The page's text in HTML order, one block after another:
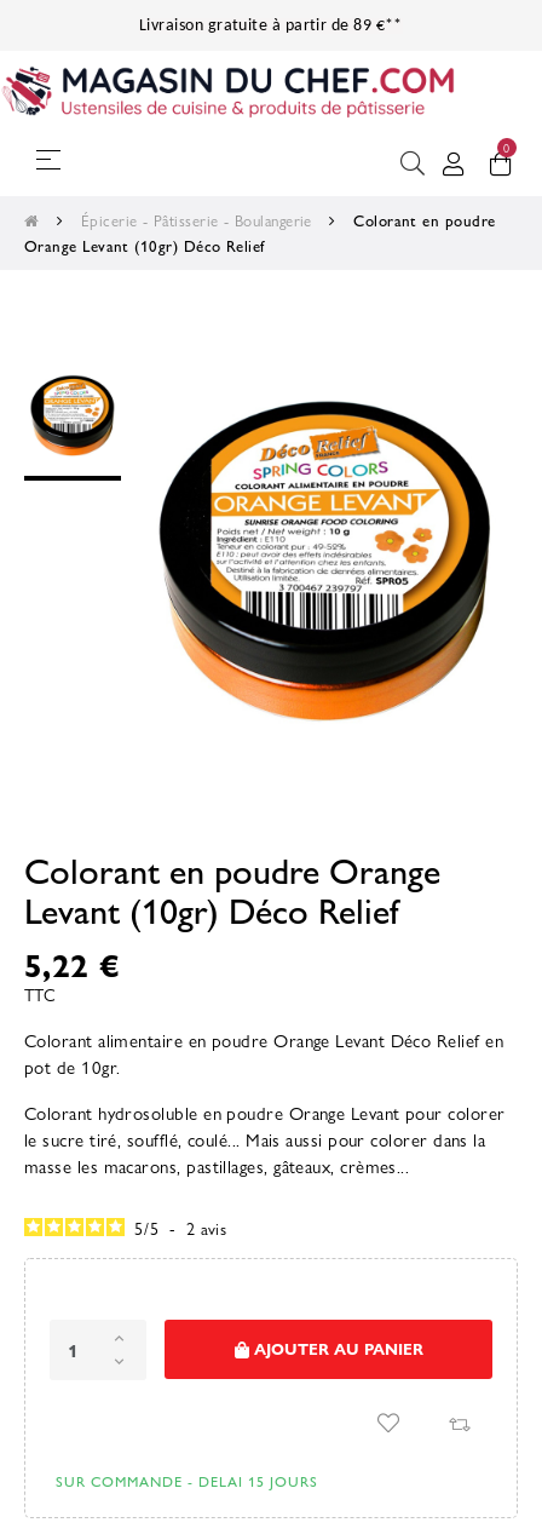
Livraison gratuite à partir de 89 €**
Basculer la navigation
☰ 0
Épicerie - Pâtisserie - Boulangerie
Colorant en poudre
Orange Levant (10gr) Déco Relief
Colorant en poudre Orange
Levant (10gr) Déco Relief
5,22 €
TTC
Colorant alimentaire en poudre Orange Levant Déco Relief en
pot de 10gr.
Colorant hydrosoluble en poudre Orange Levant pour colorer
le sucre tiré, soufflé, coulé... Mais aussi pour colorer dans la
masse les macarons, pastillages, gâteaux, crèmes...
5/5 - 2 avis
AJOUTER AU PANIER
SUR COMMANDE - DELAI 15 JOURS